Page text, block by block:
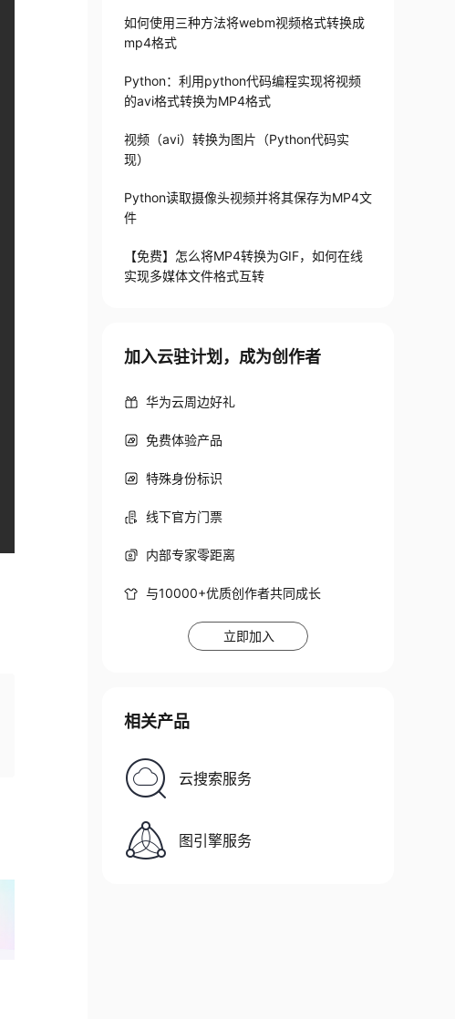
如何使用三种方法将webm视频格式转换成
mp4格式
Python：利用python代码编程实现将视频
的avi格式转换为MP4格式
视频（avi）转换为图片（Python代码实
现）
Python读取摄像头视频并将其保存为MP4文
件
【免费】怎么将MP4转换为GIF，如何在线
实现多媒体文件格式互转
加入云驻计划，成为创作者
华为云周边好礼
免费体验产品
特殊身份标识
线下官方门票
内部专家零距离
与10000+优质创作者共同成长
立即加入
相关产品
云搜索服务
图引擎服务